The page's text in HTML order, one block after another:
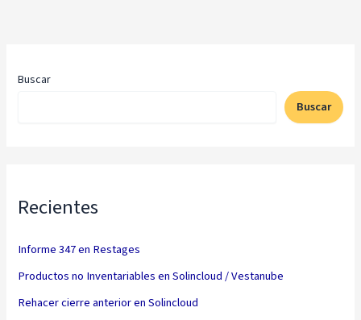
Buscar
Buscar
Recientes
Informe 347 en Restages
Productos no Inventariables en Solincloud / Vestanube
Rehacer cierre anterior en Solincloud